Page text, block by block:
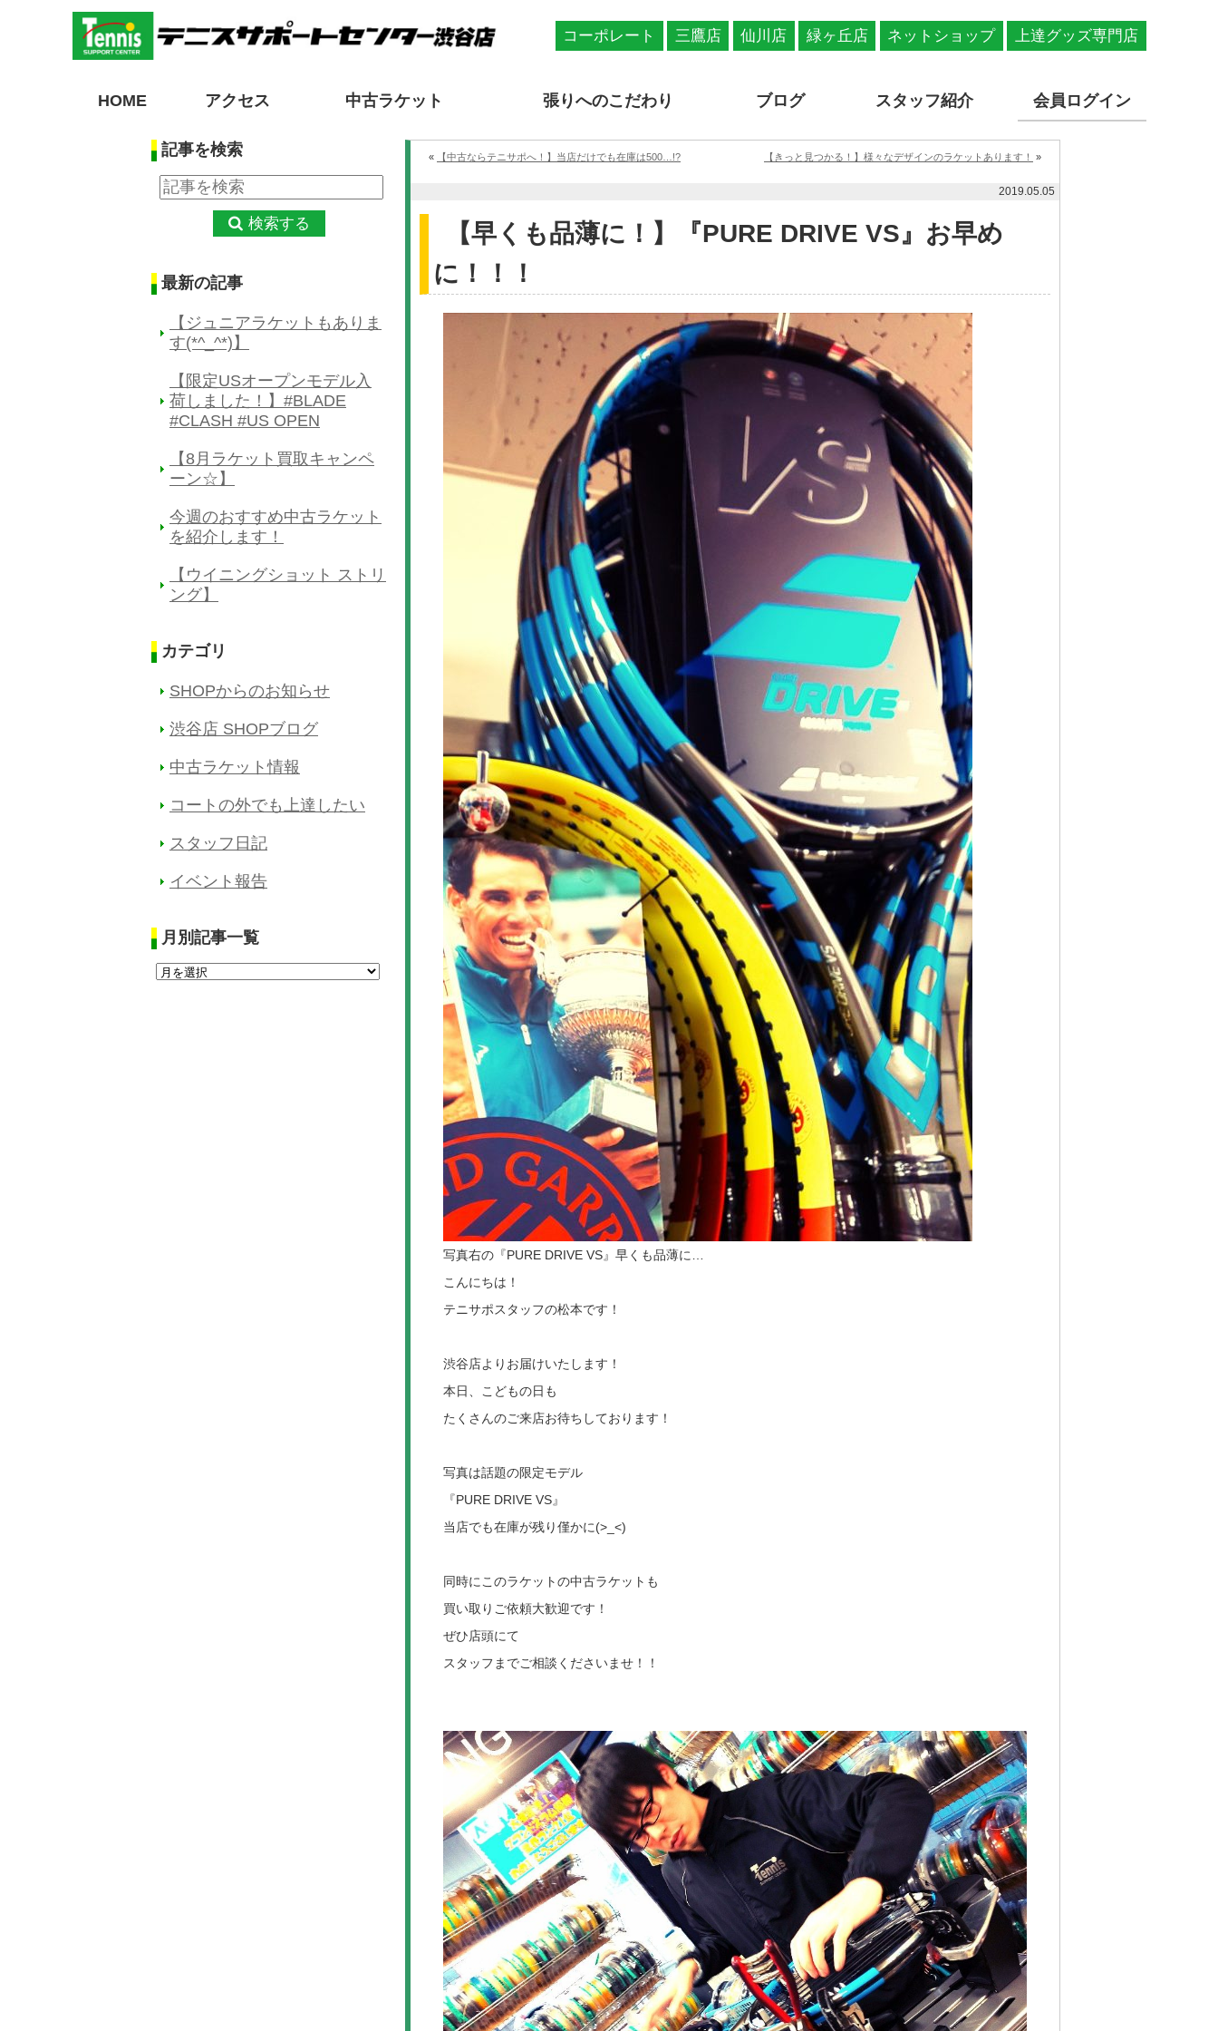
コーポレート 三鷹店 仙川店 緑ヶ丘店 ネットショップ 上達グッズ専門店
HOME アクセス 中古ラケット 張りへのこだわり ブログ スタッフ紹介 会員ログイン
記事を検索
検索する
最新の記事
【ジュニアラケットもありま
す(*^_^*)】
【限定USオープンモデル入
荷しました！】#BLADE
#CLASH #US OPEN
【8月ラケット買取キャンペ
ーン☆】
今週のおすすめ中古ラケット
を紹介します！
【ウイニングショット ストリ
ング】
カテゴリ
SHOPからのお知らせ
渋谷店 SHOPブログ
中古ラケット情報
コートの外でも上達したい
スタッフ日記
イベント報告
月別記事一覧
« 【中古ならテニサポへ！】当店だけでも在庫は500…!? 【きっと見つかる！】様々なデザインのラケットあります！ »
2019.05.05
【早くも品薄に！】『PURE DRIVE VS』お早め
に！！！
写真右の『PURE DRIVE VS』早くも品薄に…
こんにちは！
テニサポスタッフの松本です！
渋谷店よりお届けいたします！
本日、こどもの日も
たくさんのご来店お待ちしております！
写真は話題の限定モデル
『PURE DRIVE VS』
当店でも在庫が残り僅かに(>_<)
同時にこのラケットの中古ラケットも
買い取りご依頼大歓迎です！
ぜひ店頭にて
スタッフまでご相談くださいませ！！